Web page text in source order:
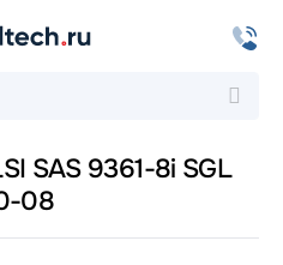
SAS 9361-8i SGL
08